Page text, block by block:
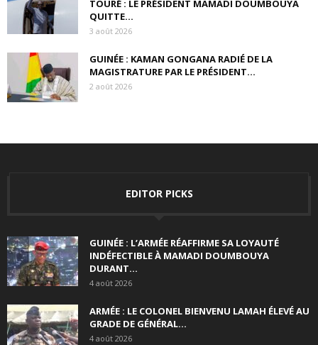
TOURÉ : LE PRÉSIDENT MAMADI DOUMBOUYA
QUITTE...
3 août 2026
GUINÉE : KAMAN GONGANA RADIÉ DE LA
MAGISTRATURE PAR LE PRÉSIDENT...
2 août 2026
EDITOR PICKS
GUINÉE : L’ARMÉE RÉAFFIRME SA LOYAUTÉ
INDÉFECTIBLE À MAMADI DOUMBOUYA
DURANT...
4 août 2026
ARMÉE : LE COLONEL BIENVENU LAMAH ÉLEVÉ AU
GRADE DE GÉNÉRAL...
4 août 2026